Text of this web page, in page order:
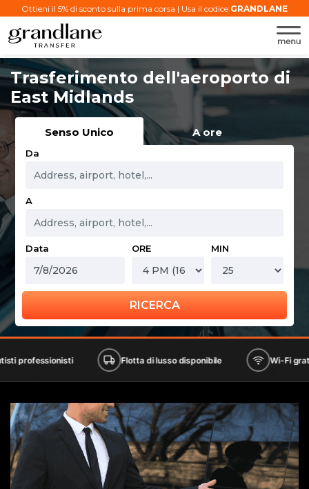
Ottieni il 5% di sconto sulla prima corsa | Usa il codice:GRANDLANE
Trasferimento dell'aeroporto di
East Midlands
Senso Unico A ore
Da
A
Data ORE MIN
RICERCA
Flotta di lusso disponibile Wi-Fi gratuito a